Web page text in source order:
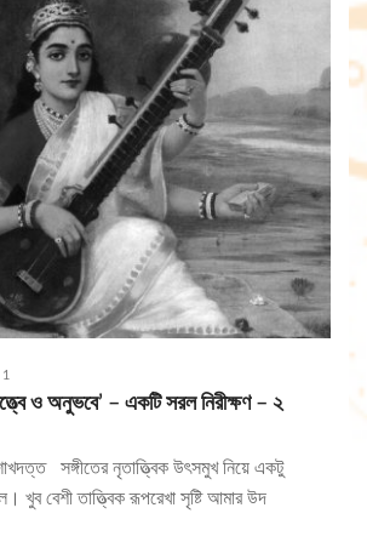
1
ও অনুভবে’ – একটি সরল নিরীক্ষণ – ২
সঙ্গীতের নৃতাত্ত্বিক উৎসমুখ নিয়ে একটু
খুব বেশী তাত্ত্বিক রূপরেখা সৃষ্টি আমার উদ